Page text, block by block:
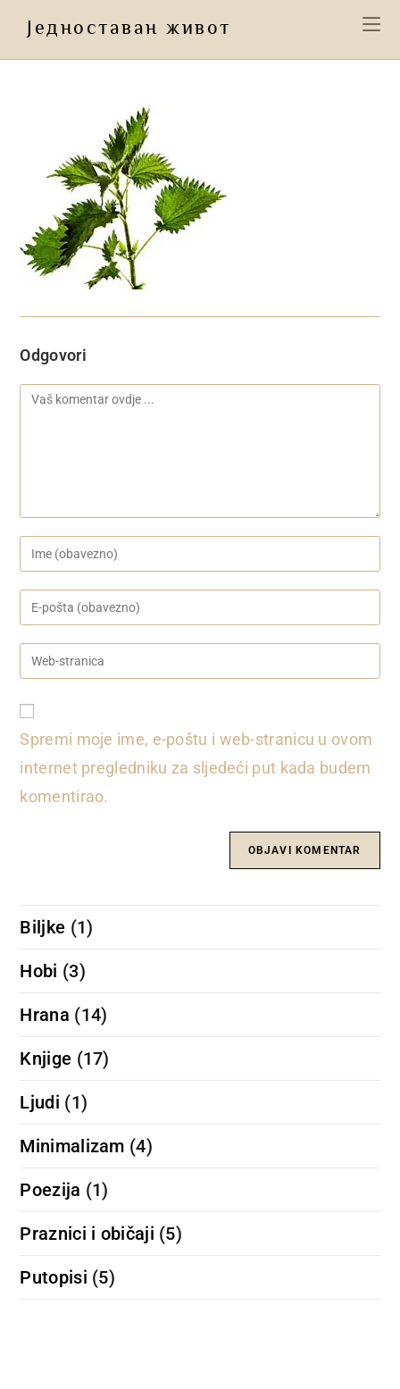
Једноставан живот
Odgovori
Komentar
Upišite
vaše
ime
ime
za
komentiranje
Upišite
svoju
email
adresu
Upišite
svoju
adresu
(opcionalno)
Spremi moje ime, e-poštu i web-stranicu u ovom
internet pregledniku za sljedeći put kada budem
komentirao.
Biljke (1)
Hobi (3)
Hrana (14)
Knjige (17)
Ljudi (1)
Minimalizam (4)
Poezija (1)
Praznici i običaji (5)
Putopisi (5)